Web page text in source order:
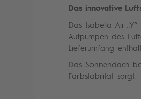
Das innovative
Das Isabella Air
Aufpumpen des
Lieferumfang
Das Sonnendach
Farbstabilität sorgt.